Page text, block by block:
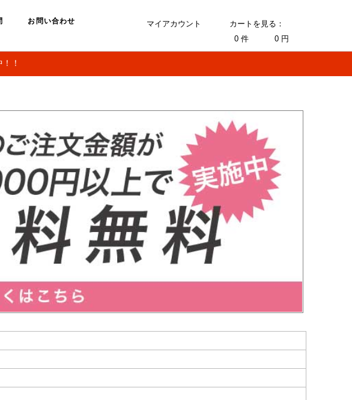
お問い合わせ マイアカウント
カートを見る：
0 件 0 円
！